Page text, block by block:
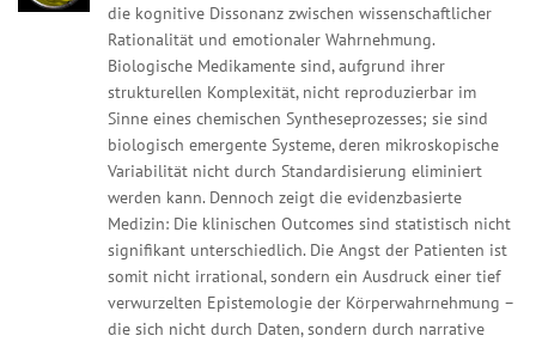
die kognitive Dissonanz zwischen wissenschaftlicher
Rationalität und emotionaler Wahrnehmung.
Biologische Medikamente sind, aufgrund ihrer
strukturellen Komplexität, nicht reproduzierbar im
Sinne eines chemischen Syntheseprozesses; sie sind
biologisch emergente Systeme, deren mikroskopische
Variabilität nicht durch Standardisierung eliminiert
werden kann. Dennoch zeigt die evidenzbasierte
Medizin: Die klinischen Outcomes sind statistisch nicht
signifikant unterschiedlich. Die Angst der Patienten ist
somit nicht irrational, sondern ein Ausdruck einer tief
verwurzelten Epistemologie der Körperwahrnehmung –
die sich nicht durch Daten, sondern durch narrative